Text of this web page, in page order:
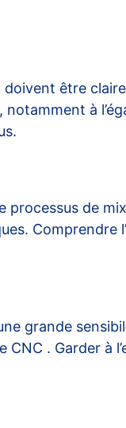
être
à
de
Comprendre
grande
CNC . Garder à